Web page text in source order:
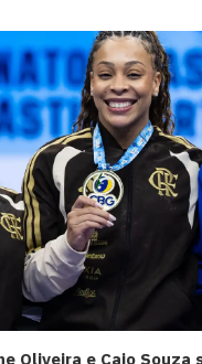
Oliveira e Caio Souza